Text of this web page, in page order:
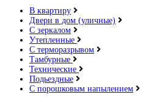
В квартиру
Двери в дом (уличные)
С зеркалом
Утепленные
С терморазрывом
Тамбурные
Технические
Подьездные
С порошковым напылением